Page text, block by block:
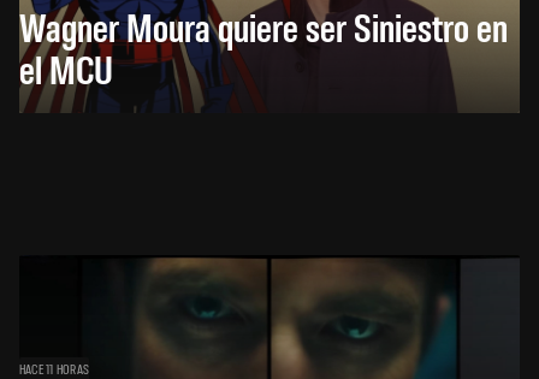
Wagner Moura quiere ser Siniestro en
el MCU
HACE 11 HORAS